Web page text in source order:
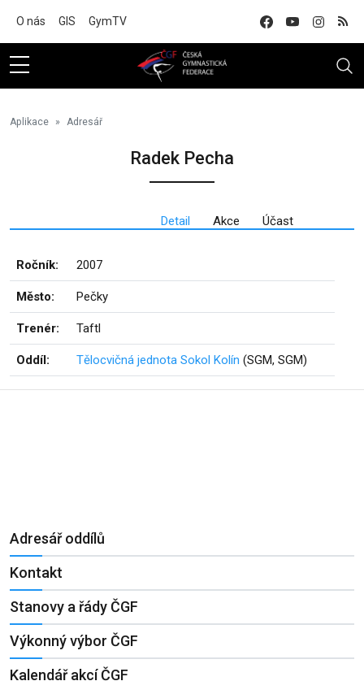
O nás GIS GymTV
Aplikace Adresář
Radek Pecha
Detail Akce Účast
Ročník: 2007
Město: Pečky
Trenér: Taftl
Oddíl: Tělocvičná jednota Sokol Kolín (SGM, SGM)
Adresář oddílů
Kontakt
Stanovy a řády ČGF
Výkonný výbor ČGF
Kalendář akcí ČGF